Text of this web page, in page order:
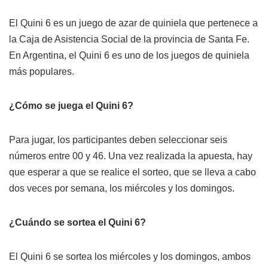
El Quini 6 es un juego de azar de quiniela que pertenece a
la Caja de Asistencia Social de la provincia de Santa Fe.
En Argentina, el Quini 6 es uno de los juegos de quiniela
más populares.
¿Cómo se juega el Quini 6?
Para jugar, los participantes deben seleccionar seis
números entre 00 y 46. Una vez realizada la apuesta, hay
que esperar a que se realice el sorteo, que se lleva a cabo
dos veces por semana, los miércoles y los domingos.
¿Cuándo se sortea el Quini 6?
El Quini 6 se sortea los miércoles y los domingos, ambos